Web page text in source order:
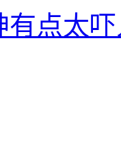
有点太